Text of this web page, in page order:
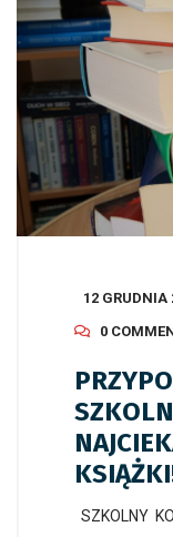
12 GRUDNIA
0
SZKOLNY